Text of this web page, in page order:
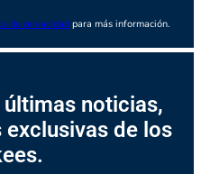
de privacidad para más información.
noticias,
de los